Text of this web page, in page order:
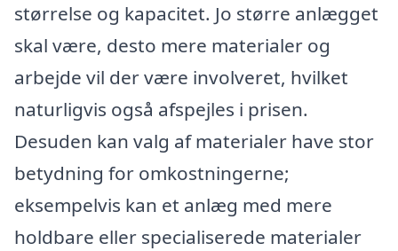
størrelse og kapacitet. Jo større anlægget
skal være, desto mere materialer og
arbejde vil der være involveret, hvilket
naturligvis også afspejles i prisen.
Desuden kan valg af materialer have stor
betydning for omkostningerne;
eksempelvis kan et anlæg med mere
holdbare eller specialiserede materialer